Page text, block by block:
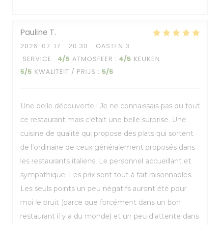
Pauline T
2026-07-17 - 20:30 - GASTEN 3
SERVICE : 4/5 ATMOSFEER : 4/5 KEUKEN :
5/5 KWALITEIT / PRIJS : 5/5
Une belle découverte ! Je ne connaissais pas du tout
ce restaurant mais c'était une belle surprise. Une
cuisine de qualité qui propose des plats qui sortent
de l'ordinaire de ceux généralement proposés dans
les restaurants italiens. Le personnel accueillant et
sympathique. Les prix sont tout à fait raisonnables.
Les seuls points un peu négatifs auront été pour
moi le bruit (parce que forcément dans un bon
restaurant il y a du monde) et un peu d'attente dans